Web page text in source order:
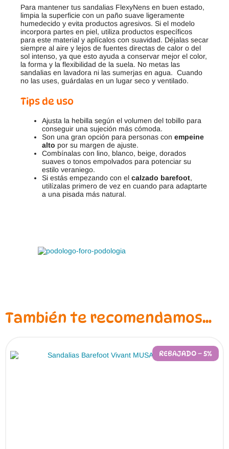
Para mantener tus sandalias FlexyNens en buen estado,
limpia la superficie con un paño suave ligeramente
humedecido y evita productos agresivos. Si el modelo
incorpora partes en piel, utiliza productos específicos
para este material y aplícalos con suavidad. Déjalas secar
siempre al aire y lejos de fuentes directas de calor o del
sol intenso, ya que esto ayuda a conservar mejor el color,
la forma y la flexibilidad de la suela. No metas las
sandalias en lavadora ni las sumerjas en agua. Cuando
no las uses, guárdalas en un lugar seco y ventilado.
Tips de uso
Ajusta la hebilla según el volumen del tobillo para
conseguir una sujeción más cómoda.
Son una gran opción para personas con empeine
alto por su margen de ajuste.
Combínalas con lino, blanco, beige, dorados
suaves o tonos empolvados para potenciar su
estilo veraniego.
Si estás empezando con el calzado barefoot,
utilízalas primero de vez en cuando para adaptarte
a una pisada más natural.
También te recomendamos…
REBAJADO – 5%